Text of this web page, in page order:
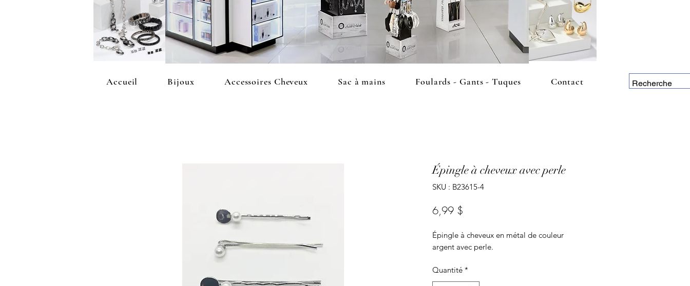
Accueil Bijoux Accessoires Cheveux Sac à mains Foulards - Gants - Tuques Contact
Épingle à cheveux avec perle
SKU : B23615-4
6,99 $
Épingle à cheveux en métal de couleur
argent avec perle.
Quantité *